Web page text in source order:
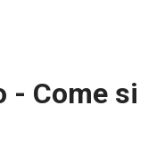
- Come si